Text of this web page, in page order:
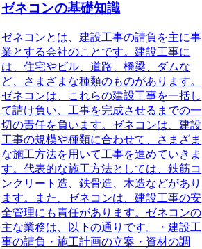
ゼネコンの基礎知識
ゼネコンとは、建設工事の請負を主に事
業とする会社のことです。建設工事に
は、住宅やビル、道路、橋梁、ダムな
ど、さまざまな種類のものがあります。
ゼネコンは、これらの建設工事を一括し
て請け負い、工事を完成させるまでの一
切の責任を負います。ゼネコンは、建設
工事の規模や種類に合わせて、さまざま
な施工方法を用いて工事を進めていきま
す。代表的な施工方法としては、鉄筋コ
ンクリート造、鉄骨造、木造などがあり
ます。また、ゼネコンは、建設工事の安
全管理にも責任があります。ゼネコンの
主な業務は、以下の通りです。・建設工
事の請負・施工計画の立案・資材の調